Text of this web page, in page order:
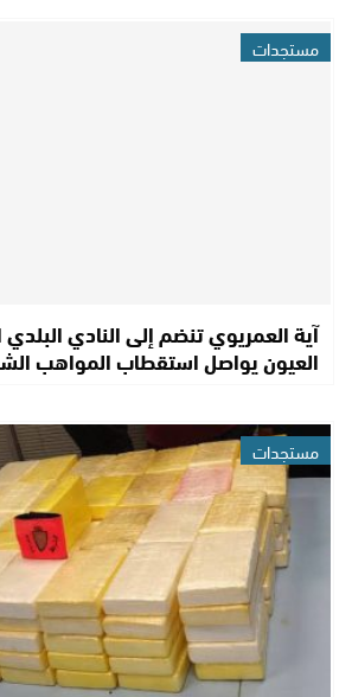
مستجدات
آية العمريوي تنضم إلى النادي
العيون يواصل استقطاب المواهب
مستجدات